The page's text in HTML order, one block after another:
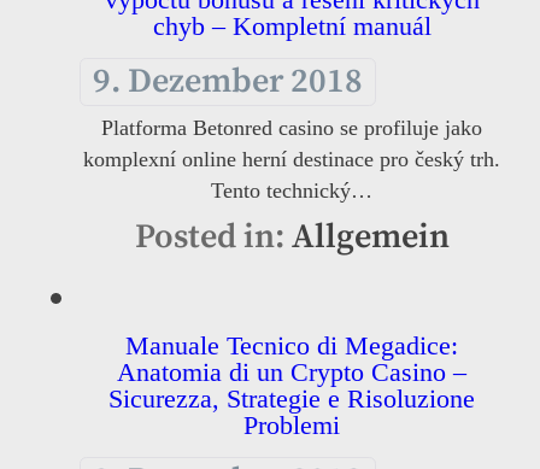
chyb – Kompletní manuál
9. Dezember 2018
Platforma Betonred casino se profiluje jako
komplexní online herní destinace pro český trh.
Tento technický…
Posted in: Allgemein
Manuale Tecnico di Megadice:
Anatomia di un Crypto Casino –
Sicurezza, Strategie e Risoluzione
Problemi